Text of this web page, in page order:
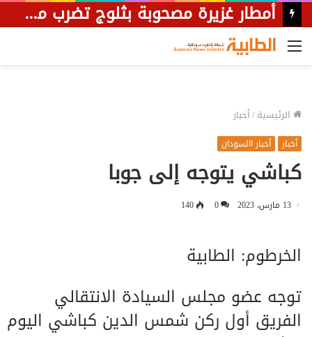
بمشاركة وزير الصحة الاتحادي.. إعادة افتتاح مدينة الشهيد الزبير للطالبات بالدويم
القائمة
الرئيسية/أخبار
أخبار أخبار االسودان
كباشي يتوجه إلى جوبا
13 مارس، 2023 0
140
الخرطوم: الطابية
توجه عضو مجلس السيادة الانتقالي
الفريق أول ركن شمس الدين كباشي اليوم